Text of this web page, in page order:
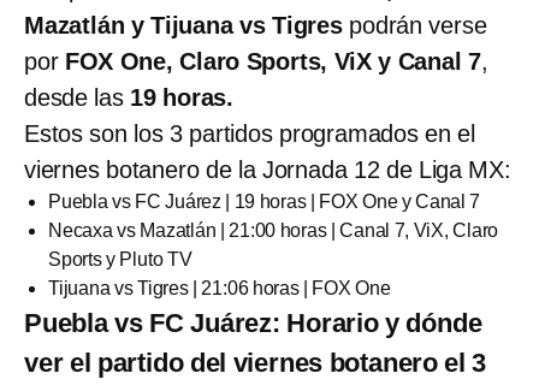
Mazatlán y Tijuana vs Tigrespodrán verse
por FOX One, Claro Sports, ViX y Canal 7,
desde las19 horas.
Estos son los 3 partidos programados en el
viernes botanero de la Jornada 12 de Liga MX:
Puebla vs FC Juárez | 19 horas | FOX One y Canal 7
Necaxa vs Mazatlán | 21:00 horas | Canal 7, ViX, Claro
Sports y Pluto TV
Tijuana vs Tigres | 21:06 horas | FOX One
Puebla vs FC Juárez: Horario y dónde
ver el partido del viernes botanero el 3